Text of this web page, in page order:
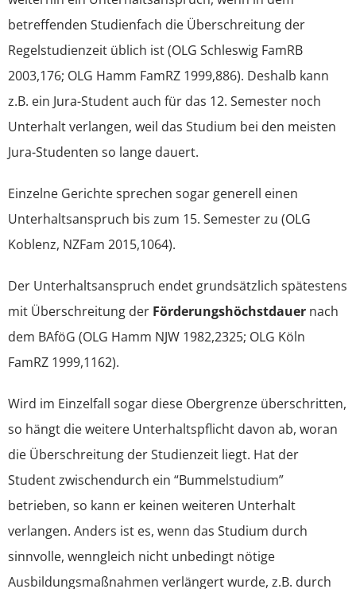
betreffenden Studienfach die Überschreitung der
Regelstudienzeit üblich ist (OLG Schleswig FamRB
2003,176; OLG Hamm FamRZ 1999,886). Deshalb kann
z.B. ein Jura-Student auch für das 12. Semester noch
Unterhalt verlangen, weil das Studium bei den meisten
Jura-Studenten so lange dauert.
Einzelne Gerichte sprechen sogar generell einen
Unterhaltsanspruch bis zum 15. Semester zu (OLG
Koblenz, NZFam 2015,1064).
Der Unterhaltsanspruch endet grundsätzlich spätestens
mit Überschreitung der Förderungshöchstdauer nach
dem BAföG (OLG Hamm NJW 1982,2325; OLG Köln
FamRZ 1999,1162).
Wird im Einzelfall sogar diese Obergrenze überschritten,
so hängt die weitere Unterhaltspflicht davon ab, woran
die Überschreitung der Studienzeit liegt. Hat der
Student zwischendurch ein “Bummelstudium”
betrieben, so kann er keinen weiteren Unterhalt
verlangen. Anders ist es, wenn das Studium durch
sinnvolle, wenngleich nicht unbedingt nötige
Ausbildungsmaßnahmen verlängert wurde, z.B. durch